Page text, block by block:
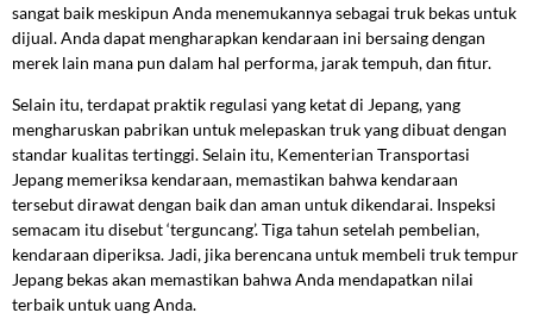
sangat baik meskipun Anda menemukannya sebagai truk bekas untuk
dijual. Anda dapat mengharapkan kendaraan ini bersaing dengan
merek lain mana pun dalam hal performa, jarak tempuh, dan fitur.
Selain itu, terdapat praktik regulasi yang ketat di Jepang, yang
mengharuskan pabrikan untuk melepaskan truk yang dibuat dengan
standar kualitas tertinggi. Selain itu, Kementerian Transportasi
Jepang memeriksa kendaraan, memastikan bahwa kendaraan
tersebut dirawat dengan baik dan aman untuk dikendarai. Inspeksi
semacam itu disebut ‘terguncang’. Tiga tahun setelah pembelian,
kendaraan diperiksa. Jadi, jika berencana untuk membeli truk tempur
Jepang bekas akan memastikan bahwa Anda mendapatkan nilai
terbaik untuk uang Anda.